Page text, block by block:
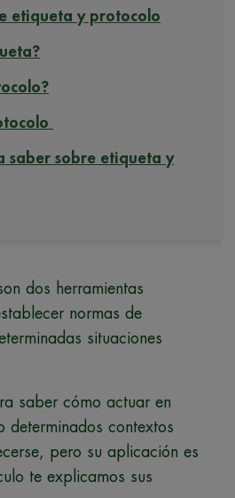
etiqueta y protocolo
saber sobre etiqueta y
dos herramientas
normas de
situaciones
saber cómo actuar en
determinados contextos
pero su aplicación es
te explicamos sus